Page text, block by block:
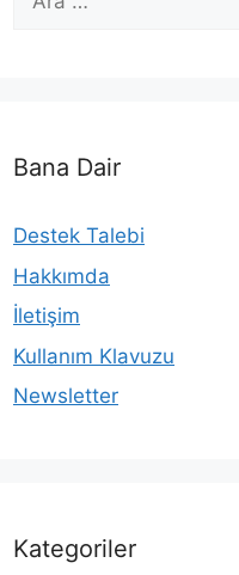
Bana Dair
Destek Talebi
Hakkımda
İletişim
Kullanım Klavuzu
Newsletter
Kategoriler